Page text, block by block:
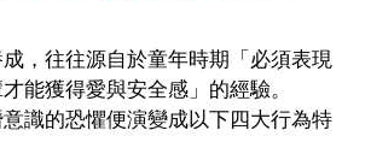
，往往源自於童年時期「必須表現
能獲得愛與安全感」的經驗。
識的恐懼便演變成以下四大行為特